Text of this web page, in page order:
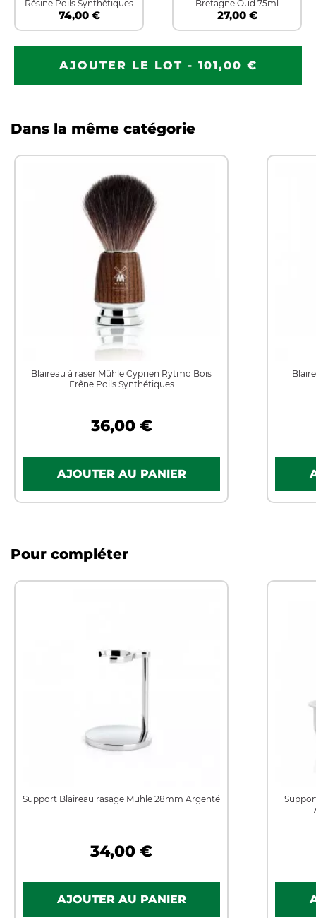
Résine Poils Synthétiques
74,00 €
Bretagne Oud 75ml
27,00 €
AJOUTER LE LOT - 101,00 €
Dans la même catégorie
Blaireau à raser Mühle Cyprien Rytmo Bois
Frêne Poils Synthétiques
36,00 €
Pour compléter
Support Blaireau rasage Muhle 28mm Argenté
34,00 €